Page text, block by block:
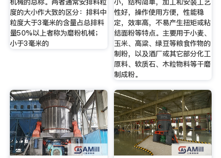
度的大小作大致的区分：排料中
粒度大于3毫米的含量占总排料
量50%以上者称为磨粉机械；
小于3毫米的
性好，操作使用方便，性能稳
定，效率高，不易产生扭矩或粘
结面粉等特点。主要用于小麦、
玉米、高粱、绿豆等粮食作物的
制粉，以及酒厂或其它部分化工
原料、软质石、木粒物料等干磨
制成粉。